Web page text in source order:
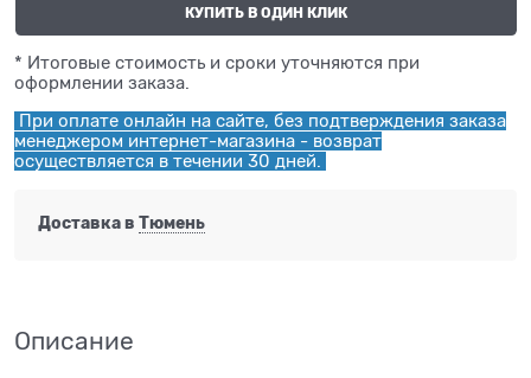
КУПИТЬ В ОДИН КЛИК
* Итоговые стоимость и сроки уточняются при
оформлении заказа.
При оплате онлайн на сайте, без подтверждения заказа
менеджером интернет-магазина - возврат
осуществляется в течении 30 дней.
Доставка в Тюмень
Описание